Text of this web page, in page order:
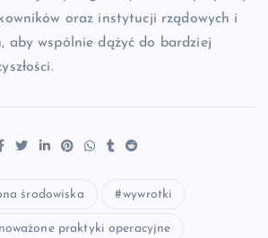
oraz instytucji rządowych i
aby wspólnie dążyć do bardziej
środowiska wywrotki
praktyki operacyjne